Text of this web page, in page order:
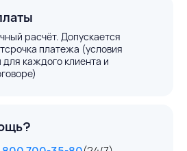
расчёт. Допускается
платежа (условия
каждого клиента и